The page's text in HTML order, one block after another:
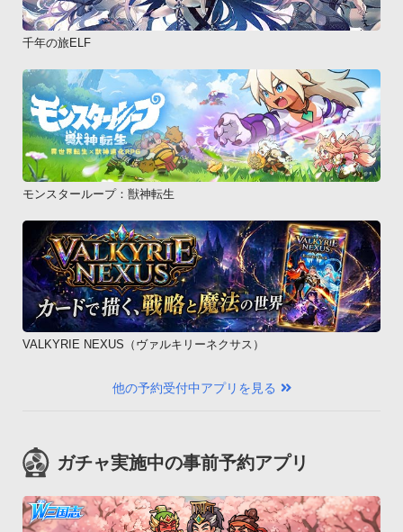
千年の旅ELF
モンスターループ：獣神転生
VALKYRIE NEXUS（ヴァルキリーネクサス）
他の予約受付中アプリを見る
ガチャ実施中の事前予約アプリ